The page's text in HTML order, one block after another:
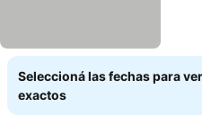
Seleccioná las fechas para
exactos